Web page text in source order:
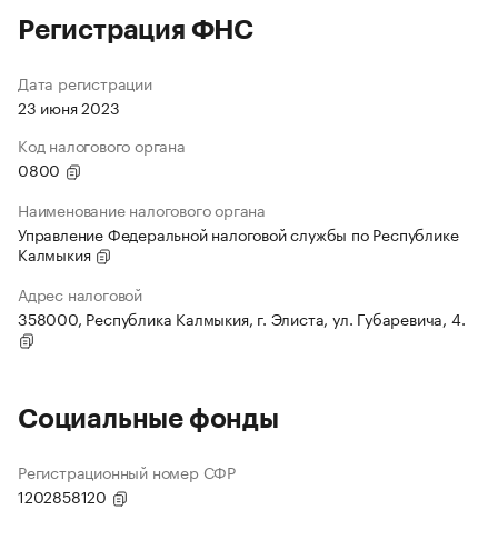
Регистрация ФНС
Дата регистрации
23 июня 2023
Код налогового органа
0800
Наименование налогового органа
Управление Федеральной налоговой службы по Республике
Калмыкия
Адрес налоговой
358000, Республика Калмыкия, г. Элиста, ул. Губаревича, 4.
Социальные фонды
Регистрационный номер СФР
1202858120